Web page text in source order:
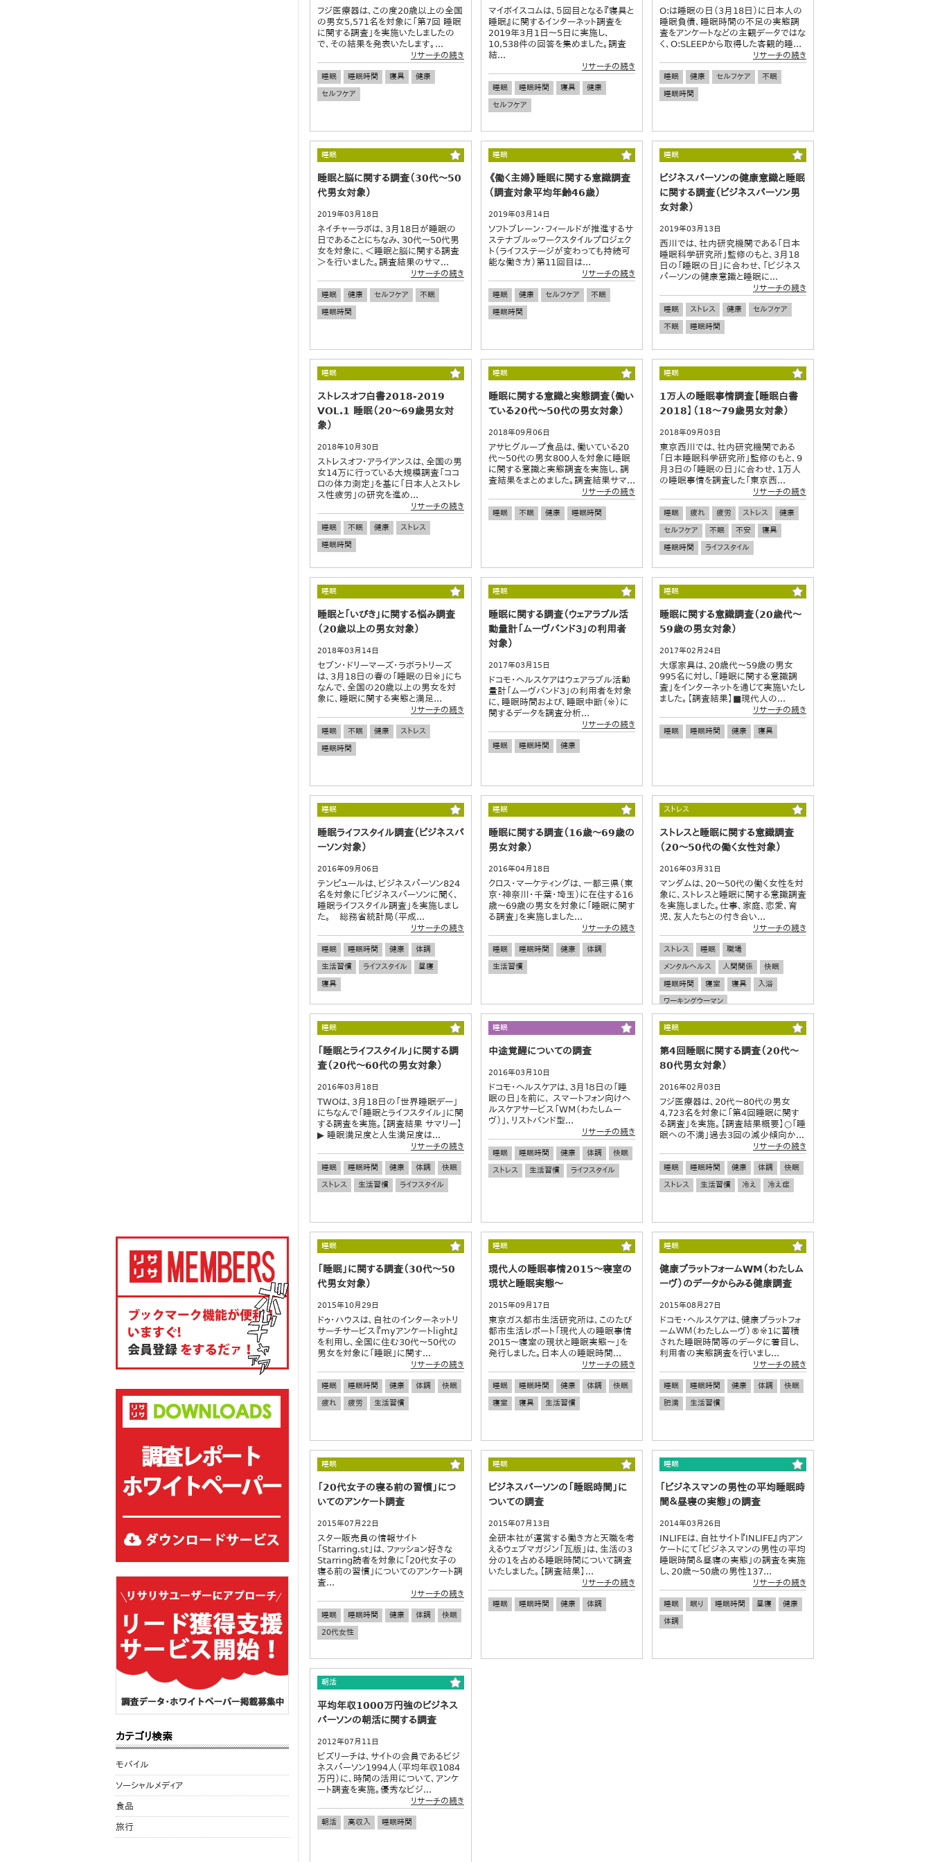
フジ医療器は、この度20歳以上の全国
の男女5,571名を対象に「第7回 睡眠
に関する調査」を実施いたしましたの
で、その結果を発表いたします。...
リサーチの続き
睡眠 睡眠時間 寝具
健康
セルフケア
マイボイスコムは、５回目となる『寝具と
睡眠』に関するインターネット調査を
2019年3月1日～5日に実施し、
10,538件の回答を集めました。調査
結...
リサーチの続き
睡眠 睡眠時間 寝具
健康
セルフケア
O:は睡眠の日（3月18日）に日本人の
睡眠負債、睡眠時間の不足の実態調
査をアンケートなどの主観データではな
く、O:SLEEPから取得した客観的睡...
リサーチの続き
睡眠 健康 セルフケア
不眠
睡眠時間
睡眠
睡眠と脳に関する調査（30代～50
代男女対象）
2019年03月18日
ネイチャーラボは、3月18日が睡眠の
日であることにちなみ、30代～50代男
女を対象に、＜睡眠と脳に関する調査
＞を行いました。調査結果のサマ...
リサーチの続き
睡眠 健康 セルフケア
不眠
睡眠時間
睡眠
《働く主婦》睡眠に関する意識調査
（調査対象平均年齢46歳）
2019年03月14日
ソフトブレーン・フィールドが推進するサ
ステナブル∞ワークスタイルプロジェク
ト（ライフステージが変わっても持続可
能な働き方）第11回目は...
リサーチの続き
睡眠 健康 セルフケア
不眠
睡眠時間
睡眠
ビジネスパーソンの健康意識と睡眠
に関する調査（ビジネスパーソン男
女対象）
2019年03月13日
西川では、社内研究機関である「日本
睡眠科学研究所」監修のもと、3月18
日の「睡眠の日」に合わせ、「ビジネス
パーソンの健康意識と睡眠に...
リサーチの続き
睡眠 ストレス 健康
セルフケア
不眠
睡眠時間
睡眠
ストレスオフ白書2018-2019
VOL.1 睡眠（20～69歳男女対
象）
2018年10月30日
ストレスオフ・アライアンスは、全国の男
女14万に行っている大規模調査「ココ
ロの体力測定」を基に「日本人とストレ
ス性疲労」の研究を進め...
リサーチの続き
睡眠 不眠 健康
ストレス
睡眠時間
睡眠
睡眠に関する意識と実態調査（働い
ている20代～50代の男女対象）
2018年09月06日
アサヒグループ食品は、働いている20
代～50代の男女800人を対象に睡眠
に関する意識と実態調査を実施し、調
査結果をまとめました。調査結果サマ...
リサーチの続き
睡眠 不眠 健康 睡眠時間
睡眠
1万人の睡眠事情調査【睡眠白書
2018】（18～79歳男女対象）
2018年09月03日
東京西川では、社内研究機関である
「日本睡眠科学研究所」監修のもと、9
月3日の「睡眠の日」に合わせ、1万人
の睡眠事情を調査した「東京西...
リサーチの続き
睡眠 疲れ 疲労 ストレス
健康
セルフケア
不眠 不安
寝具
睡眠時間
ライフスタイル
睡眠
睡眠と「いびき」に関する悩み調査
（20歳以上の男女対象）
2018年03月14日
セブン・ドリーマーズ・ラボラトリーズ
は、3月18日の春の「睡眠の日※」にち
なんで、全国の20歳以上の男女を対
象に、睡眠に関する実態と満足...
リサーチの続き
睡眠 不眠 健康
ストレス
睡眠時間
睡眠
睡眠に関する調査（ウェアラブル活
動量計「ムーヴバンド３」の利用者
対象）
2017年03月15日
ドコモ・ヘルスケアはウェアラブル活動
量計「ムーヴバンド３」の利用者を対象
に、睡眠時間および、睡眠中断（※）に
関するデータを調査分析...
リサーチの続き
睡眠 睡眠時間 健康
睡眠
睡眠に関する意識調査（20歳代～
59歳の男女対象）
2017年02月24日
大塚家具は、20歳代～59歳の男女
995名に対し、「睡眠に関する意識調
査」をインターネットを通じて実施いたし
ました。【調査結果】■現代人の...
リサーチの続き
睡眠 睡眠時間 健康 寝具
睡眠
睡眠ライフスタイル調査（ビジネスパ
ーソン対象）
2016年09月06日
テンピュールは、ビジネスパーソン824
名を対象に「ビジネスパーソンに聞く、
睡眠ライフスタイル調査」を実施しまし
た。 総務省統計局（平成...
リサーチの続き
睡眠 睡眠時間 健康
体調
生活習慣
ライフスタイル
昼寝
寝具
睡眠
睡眠に関する調査（16歳～69歳の
男女対象）
2016年04月18日
クロス・マーケティングは、一都三県（東
京・神奈川・千葉・埼玉）に在住する16
歳～69歳の男女を対象に「睡眠に関す
る調査」を実施しました...
リサーチの続き
睡眠 睡眠時間 健康
体調
生活習慣
ストレス
ストレスと睡眠に関する意識調査
（20～50代の働く女性対象）
2016年03月31日
マンダムは、20～50代の働く女性を対
象に、ストレスと睡眠に関する意識調査
を実施しました。仕事、家庭、恋愛、育
児、友人たちとの付き合い...
リサーチの続き
ストレス 睡眠
職場
メンタルヘルス
人間関係
快眠
睡眠時間
寝室 寝具
入浴
ワーキングウーマン
生活習慣
睡眠
「睡眠とライフスタイル」に関する調
査（20代～60代の男女対象）
2016年03月18日
TWOは、3月18日の「世界睡眠デー」
にちなんで「睡眠とライフスタイル」に関
する調査を実施。【調査結果 サマリー】
▶ 睡眠満足度と人生満足度は...
リサーチの続き
睡眠 睡眠時間 健康 体調
快眠
ストレス
生活習慣 ライフスタイル
睡眠
中途覚醒についての調査
2016年03月10日
ドコモ・ヘルスケアは、３月１８日の「睡
眠の日」を前に、 スマートフォン向けヘ
ルスケアサービス「WM（わたしムー
ヴ）」、リストバンド型...
リサーチの続き
睡眠 睡眠時間 健康 体調
快眠
ストレス
生活習慣 ライフスタイル
睡眠
第4回睡眠に関する調査（20代～
80代男女対象）
2016年02月03日
フジ医療器は、20代～80代の男女
4,723名を対象に「第4回睡眠に関す
る調査」を実施。【調査結果概要】○「睡
眠への不満」過去3回の減少傾向か...
リサーチの続き
睡眠 睡眠時間 健康 体調
快眠
ストレス
生活習慣 冷え 冷え症
睡眠
「睡眠」に関する調査（30代～50
代男女対象）
2015年10月29日
ドゥ・ハウスは、自社のインターネットリ
サーチサービス『myアンケートlight』
を利用し、全国に住む30代～50代の
男女を対象に「睡眠」に関す...
リサーチの続き
睡眠 睡眠時間 健康 体調
快眠
疲れ
疲労 生活習慣
睡眠
現代人の睡眠事情2015～寝室の
現状と睡眠実態～
2015年09月17日
東京ガス都市生活研究所は、このたび
都市生活レポート「現代人の睡眠事情
2015～寝室の現状と睡眠実態～」を
発行しました。日本人の睡眠時間...
リサーチの続き
睡眠 睡眠時間 健康 体調
快眠
寝室
寝具 生活習慣
睡眠
健康プラットフォームWM（わたしム
ーヴ）のデータからみる健康調査
2015年08月27日
ドコモ・ヘルスケアは、健康プラットフォ
ームＷＭ（わたしムーヴ）®※1に蓄積
された睡眠時間等のデータに着目し、
利用者の実態調査を行いまし...
リサーチの続き
睡眠 睡眠時間 健康 体調
快眠
肥満
生活習慣
睡眠
「20代女子の寝る前の習慣」につ
いてのアンケート調査
2015年07月22日
スター販売員の情報サイト
「Starring.st」は、ファッション好きな
Starring読者を対象に「20代女子の
寝る前の習慣」についてのアンケート調
査...
リサーチの続き
睡眠 睡眠時間 健康 体調
快眠
20代女性
睡眠
ビジネスパーソンの「睡眠時間」に
ついての調査
2015年07月13日
全研本社が運営する働き方と天職を考
えるウェブマガジン「瓦版」は、生活の3
分の1を占める睡眠時間について調査
いたしました。【調査結果】...
リサーチの続き
睡眠 睡眠時間 健康 体調
睡眠
「ビジネスマンの男性の平均睡眠時
間＆昼寝の実態」の調査
2014年03月26日
INLIFEは、自社サイト『INLIFE』内アン
ケートにて「ビジネスマンの男性の平均
睡眠時間＆昼寝の実態」の調査を実施
し、20歳～50歳の男性137...
リサーチの続き
睡眠 眠り 睡眠時間 昼寝
健康
体調
朝活
平均年収1000万円強のビジネス
パーソンの朝活に関する調査
2012年07月11日
ビズリーチは、サイトの会員であるビジ
ネスパーソン1994人（平均年収1084
万円）に、時間の活用について、アンケ
ート調査を実施。優秀なビジ...
リサーチの続き
朝活 高収入 睡眠時間
カテゴリ検索
モバイル
ソーシャルメディア
食品
旅行